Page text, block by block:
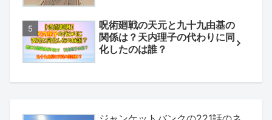
呪術廻戦の天元と九十九由基の
関係は？天内理子の代わりに同
化したのは誰？